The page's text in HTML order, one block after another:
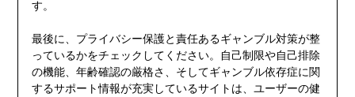
す。
最後に、プライバシー保護と責任あるギャンブル対策が整
っているかをチェックしてください。自己制限や自己排除
の機能、年齢確認の厳格さ、そしてギャンブル依存症に関
するサポート情報が充実しているサイトは、ユーザーの健